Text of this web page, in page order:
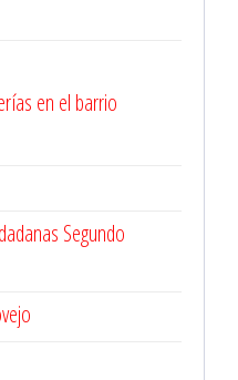
en el barrio
Segundo